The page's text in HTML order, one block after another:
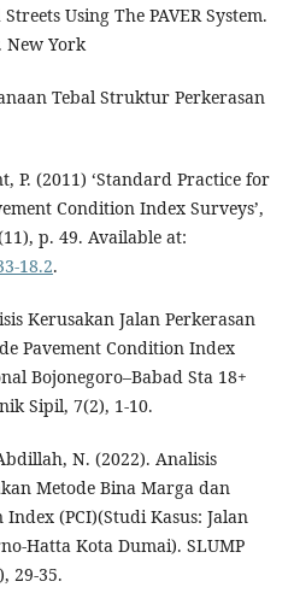
Using The PAVER System.
New York
Tebal Struktur Perkerasan
P. (2011) ‘Standard Practice for
Condition Index Surveys’,
p. 49. Available at:
18.2.
Kerusakan Jalan Perkerasan
Pavement Condition Index
Bojonegoro–Babad Sta 18+
Sipil, 7(2), 1-10.
N. (2022). Analisis
Metode Bina Marga dan
(PCI)(Studi Kasus: Jalan
Hatta Kota Dumai). SLUMP
29-35.